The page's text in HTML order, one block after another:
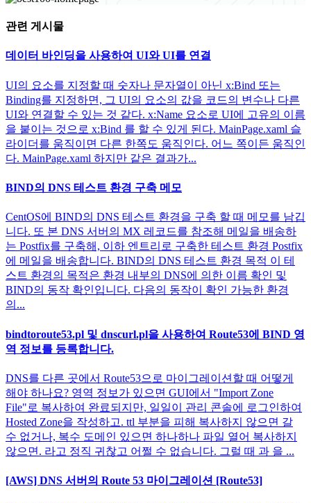
관련 게시물
데이터 바인딩을 사용하여 UI와 UI를 연결
UI의 요소를 지정할 때 숫자나 문자열이 아닌 x:Bind 또는
Binding를 지정하면, 그 UI의 요소의 값을 코드의 변수나 다른
UI와 연결할 수 있는 것 같다. x:Name 요소로 UI에 고유의 이름
을 붙이는 것으로 x:Bind 를 할 수 있게 된다. MainPage.xaml 슬
라이더를 움직이면 다른 한쪽도 움직인다. 어느 쪽이든 움직인
다. MainPage.xaml 하지만 같은 결과가...
BIND의 DNS 테스트 환경 구축 메모
CentOS에 BIND의 DNS 테스트 환경을 구축 할 때 메모를 남깁
니다. 또 본 DNS 서버의 MX 레코드를 참조해 메일을 배송하
는 Postfix를 구축해, 이하 엔트리로 구축한 테스트 환경 Postfix
에 메일을 배송합니다. BIND의 DNS 테스트 환경 목적 이 테
스트 환경의 목적은 환경 내부의 DNS에 의한 이름 확인 및
BIND의 동작 확인입니다. 다음의 동작이 확인 가능한 환경
의...
bindtoroute53.pl 및 dnscurl.pl을 사용하여 Route53에 BIND 영
역 정보를 등록합니다.
DNS를 다른 곳에서 Route53으로 마이그레이션할 때 어떻게
해야 하나요? 영역 정보가 있으면 GUI에서 "Import Zone
File"로 복사하여 완료되지만, 일일이 관리 콘솔에 로그인하여
Hosted Zone을 작성하고. ttl 부분을 피해 복사하지 않으면 갈
수 없거나, 복수 도메인 있으면 하나하나 파일 열어 복사하지
않으면. 라고 정직 귀찮고 어쩔 수 없습니다. 그럴 때 과 을 ...
[AWS] DNS 서버의 Route 53 마이그레이션 [Route53]